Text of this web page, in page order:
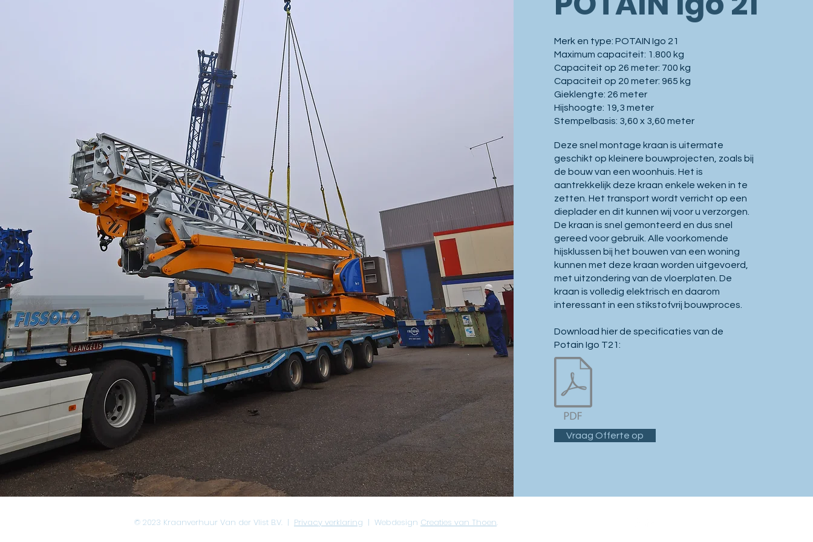
Merk en type: POTAIN Igo 21
Maximum capaciteit: 1.800 kg
Capaciteit op 26 meter: 700 kg
Capaciteit op 20 meter: 965 kg
Gieklengte: 26 meter
Hijshoogte: 19,3 meter
Stempelbasis: 3,60 x 3,60 meter
Deze snel montage kraan is uitermate
geschikt op kleinere bouwprojecten, zoals bij
de bouw van een woonhuis. Het is
aantrekkelijk deze kraan enkele weken in te
zetten. Het transport wordt verricht op een
dieplader en dit kunnen wij voor u verzorgen.
De kraan is snel gemonteerd en dus snel
gereed voor gebruik. Alle voorkomende
hijsklussen bij het bouwen van een woning
kunnen met deze kraan worden uitgevoerd,
met uitzondering van de vloerplaten. De
kraan is volledig elektrisch en daarom
interessant in een stikstofvrij bouwproces.
Download hier de specificaties van de
Potain Igo T21:
Vraag Offerte op
© 2023 Kraanverhuur Van der Vlist B.V. | Privacy verklaring | Webdesign Creaties van Thoen.